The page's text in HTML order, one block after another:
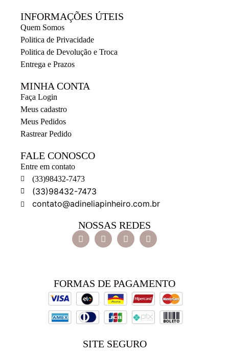
INFORMAÇÕES ÚTEIS
Quem Somos
Politica de Privacidade
Politica de Devolução e Troca
Entrega e Prazos
MINHA CONTA
Faça Login
Meus cadastro
Meus Pedidos
Rastrear Pedido
FALE CONOSCO
Entre em contato
(33)98432-7473
(33)98432-7473
contato@adineliapinheiro.com.br
NOSSAS REDES
FORMAS DE PAGAMENTO
SITE SEGURO